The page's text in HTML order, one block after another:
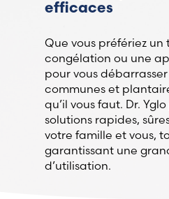
efficaces
Que vous préfériez
congélation ou une
pour vous
communes et
qu’il vous faut. Dr.
solutions rapides,
votre famille et vous,
garantissant une
d’utilisation.
Accueil
Bosnia (Bosnian)
Croatia (Croatian)